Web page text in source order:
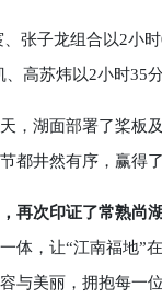
、张子龙组合以2小
高苏炜以2小时35
湖面部署了桨板
都井然有序，赢得
再次印证了常熟尚
体，让“江南福地
与美丽，拥抱每一